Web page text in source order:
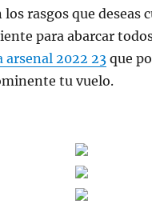
rasgos que
para abarcar
arsenal 2022 23que
tu vuelo.